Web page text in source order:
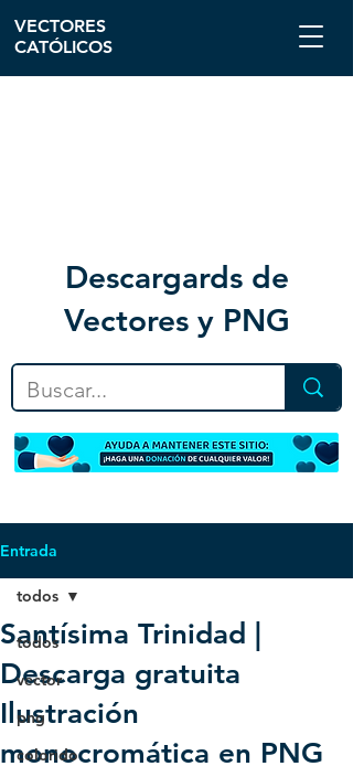
Descargards de
Vectores y PNG
VECTORES
CATÓLICOS
Entrada
todos
vector
png
colorido
todos
Santísima Trinidad |
Descarga gratuita
Ilustración
monocromática en PNG